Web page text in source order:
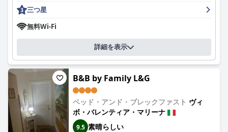
三つ星
無料Wi-Fi
詳細を表示
B&B by Family L&G
ベッド・アンド・ブレックファスト ヴィ
ボ・バレンティア・マリーナ
9.5 素晴らしい